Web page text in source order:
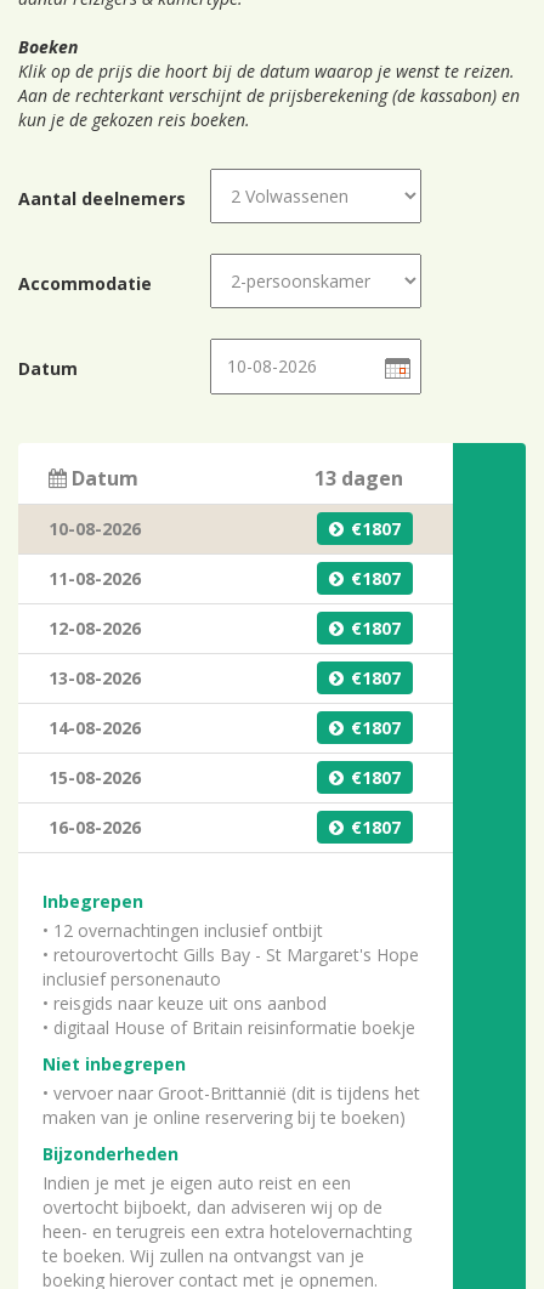
Boeken
Klik op de prijs die hoort bij de datum waarop je wenst te reizen.
Aan de rechterkant verschijnt de prijsberekening (de kassabon) en
kun je de gekozen reis boeken.
Aantal deelnemers
Accommodatie
Datum
Datum 13 dagen
10-08-2026 1807
11-08-2026 1807
12-08-2026 1807
13-08-2026 1807
14-08-2026 1807
15-08-2026 1807
16-08-2026 1807
Inbegrepen
• 12 overnachtingen inclusief ontbijt
• retourovertocht Gills Bay - St Margaret's Hope
inclusief personenauto
• reisgids naar keuze uit ons aanbod
• digitaal House of Britain reisinformatie boekje
Niet inbegrepen
• vervoer naar Groot-Brittannië (dit is tijdens het
maken van je online reservering bij te boeken)
Bijzonderheden
Indien je met je eigen auto reist en een
overtocht bijboekt, dan adviseren wij op de
heen- en terugreis een extra hotelovernachting
te boeken. Wij zullen na ontvangst van je
boeking hierover contact met je opnemen.